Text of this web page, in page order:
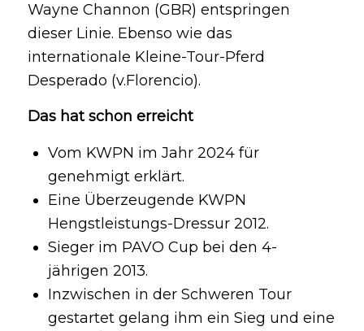
Wayne Channon (GBR) entspringen
dieser Linie. Ebenso wie das
internationale Kleine-Tour-Pferd
Desperado (v.Florencio).
Das hat schon erreicht
Vom KWPN im Jahr 2024 für
genehmigt erklärt.
Eine Überzeugende KWPN
Hengstleistungs-Dressur 2012.
Sieger im PAVO Cup bei den 4-
jährigen 2013.
Inzwischen in der Schweren Tour
gestartet gelang ihm ein Sieg und eine